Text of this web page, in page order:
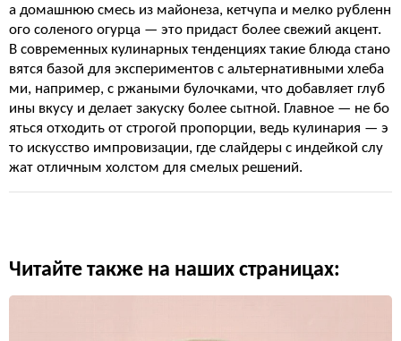
а домашнюю смесь из майонеза, кетчупа и мелко рубленн
ого соленого огурца — это придаст более свежий акцент.
В современных кулинарных тенденциях такие блюда стано
вятся базой для экспериментов с альтернативными хлеба
ми, например, с ржаными булочками, что добавляет глуб
ины вкусу и делает закуску более сытной. Главное — не бо
яться отходить от строгой пропорции, ведь кулинария — э
то искусство импровизации, где слайдеры с индейкой слу
жат отличным холстом для смелых решений.
Читайте также на наших страницах: